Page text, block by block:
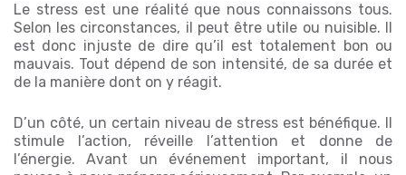
Le stress est une réalité que nous connaissons tous.
Selon les circonstances, il peut être utile ou nuisible. Il
est donc injuste de dire qu’il est totalement bon ou
mauvais. Tout dépend de son intensité, de sa durée et
de la manière dont on y réagit.
D’un côté, un certain niveau de stress est bénéfique. Il
stimule l’action, réveille l’attention et donne de
l’énergie. Avant un événement important, il nous